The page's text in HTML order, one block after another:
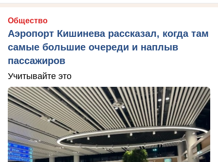
Общество
Аэропорт Кишинева рассказал, когда там
самые большие очереди и наплыв
пассажиров
Учитывайте это